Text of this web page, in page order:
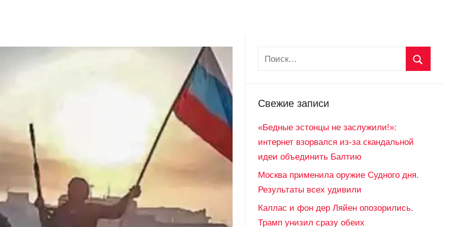
Свежие записи
«Бедные эстонцы не заслужили!»:
интернет взорвался из-за скандальной
идеи объединить Балтию
Москва применила оружие Судного дня.
Результаты всех удивили
Каллас и фон дер Ляйен опозорились.
Трамп унизил сразу обеих